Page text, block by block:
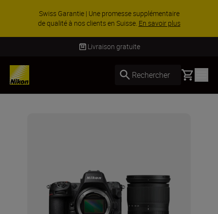
Swiss Garantie | Une promesse supplémentaire
de qualité à nos clients en Suisse. En savoir plus
Livraison gratuite
Rechercher Basket